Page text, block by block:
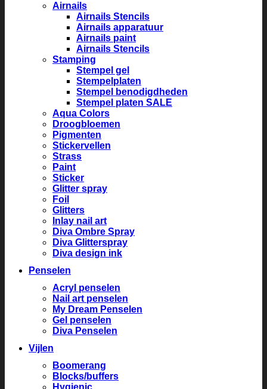
Airnails
Airnails Stencils
Airnails apparatuur
Airnails paint
Airnails Stencils
Stamping
Stempel gel
Stempelplaten
Stempel benodigdheden
Stempel platen SALE
Aqua Colors
Droogbloemen
Pigmenten
Stickervellen
Strass
Paint
Sticker
Glitter spray
Foil
Glitters
Inlay nail art
Diva Ombre Spray
Diva Glitterspray
Diva design ink
Penselen
Acryl penselen
Nail art penselen
My Dream Penselen
Gel penselen
Diva Penselen
Vijlen
Boomerang
Blocks/buffers
Hygienic